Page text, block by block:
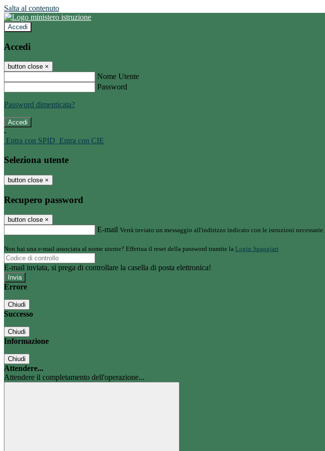
Salta al contenuto
Accedi
Accedi
button close ×
Nome Utente
Password
Password dimenticata?
-
Entra con SPID Entra con CIE
Seleziona utente
button close ×
Recupero password
button close ×
E-mail Verrà inviato un messaggio all'indirizzo indicato con le istruzioni necessarie.
Non hai una e-mail associata al nome utente? Effettua il reset della password tramite la Login Spaggiari
E-mail inviata, si prega di controllare la casella di posta elettronica!
Errore
Chiudi
Successo
Chiudi
Informazione
Chiudi
Attendere...
Attendere il completamento dell'operazione...